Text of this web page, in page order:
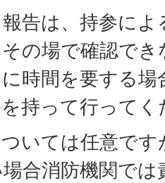
告は、持参に
の場で確認で
時間を要する
持って行ってく
いては任意で
合消防機関で